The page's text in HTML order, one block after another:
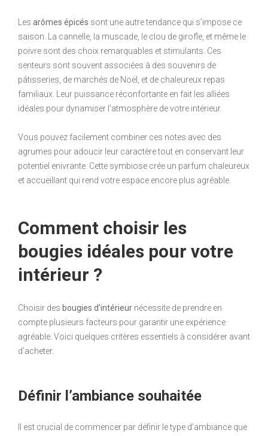
Les arômes épicés sont une autre tendance qui s’impose ce
saison. La cannelle, la muscade, le clou de girofle, et même le
poivre sont des choix remarquables et stimulants. Ces
senteurs sont souvent associées à des souvenirs de
pâtisseries, de marchés de Noël, et de chaleureux repas
familiaux. Leur puissance réconfortante en fait les alliées
idéales pour dynamiser l’atmosphère de votre intérieur.
Vous pouvez facilement combiner ces notes avec des
agrumes pour adoucir leur caractère tout en conservant leur
potentiel enivrante. Cette symbiose crée un parfum chaleureux
et accueillant qui rend votre espace encore plus agréable.
Comment choisir les
bougies idéales pour votre
intérieur ?
Choisir des bougies d’intérieur nécessite de prendre en
compte plusieurs facteurs pour garantir une expérience
agréable. Voici quelques critères essentiels à considérer avant
d’acheter.
Définir l’ambiance souhaitée
Il est crucial de commencer par définir le type d’ambiance que